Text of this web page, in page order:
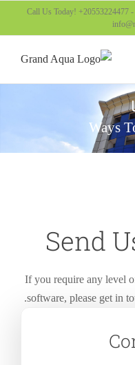
Call Us Today! +20553224477
Ways
Send
If you require any level
software, please get in